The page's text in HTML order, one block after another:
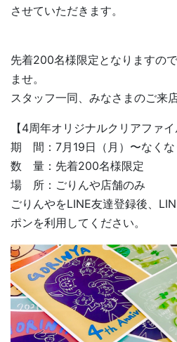
させていただきます。
先着200名様限定となりますの
ませ。
スタッフ一同、みなさまのご来
【4周年オリジナルクリアファ
期 間：7月19日（月）〜なくな
数 量：先着200名様限定
場 所：ごりんや店舗のみ
ごりんやをLINE友達登録後、
ポンを利用してください。